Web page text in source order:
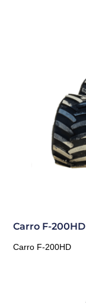
Carro F-200HD
Carro F-200HD